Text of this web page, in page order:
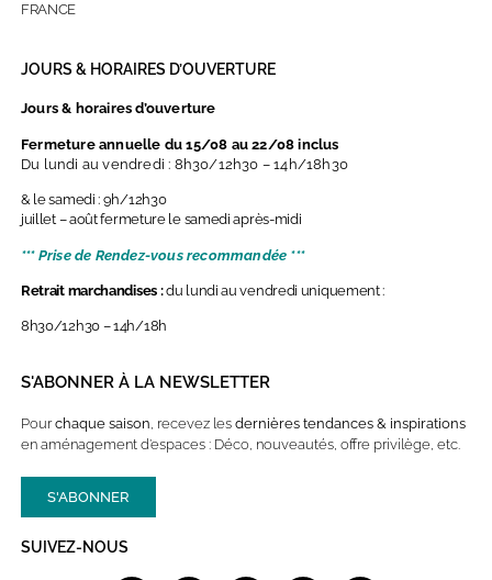
FRANCE
JOURS & HORAIRES D’OUVERTURE
Jours & horaires d’ouverture
Fermeture annuelle du 15/08 au 22/08 inclus
Du lundi au vendredi : 8h30/12h30 – 14h/18h30
& le samedi : 9h/12h30
juillet – août fermeture le samedi après-midi
*** Prise de Rendez-vous recommandée ***
Retrait marchandises :du lundi au vendredi uniquement :
8h30/12h30 – 14h/18h
S'ABONNER À LA NEWSLETTER
Pourchaque saison , recevez les dernières tendances & inspirations
en aménagement d’espaces : Déco, nouveautés, offre privilège, etc.
S'ABONNER
SUIVEZ-NOUS